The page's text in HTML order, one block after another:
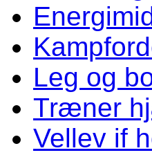
Leg og
Træner
Vellev if